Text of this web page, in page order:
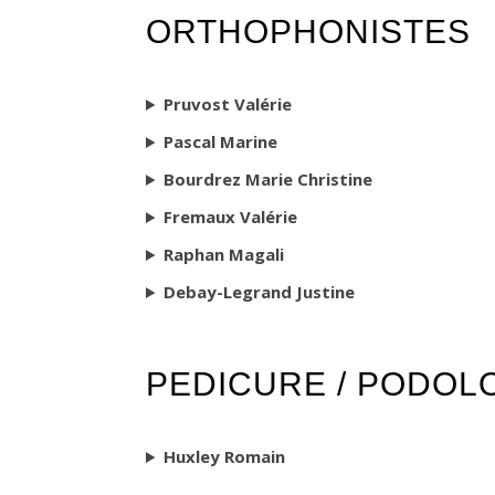
ORTHOPHONISTES
Pruvost Valérie
Pascal Marine
Bourdrez Marie Christine
Fremaux Valérie
Raphan Magali
Debay-Legrand Justine
PEDICURE /
Huxley Romain